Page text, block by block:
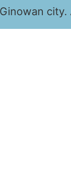
city.